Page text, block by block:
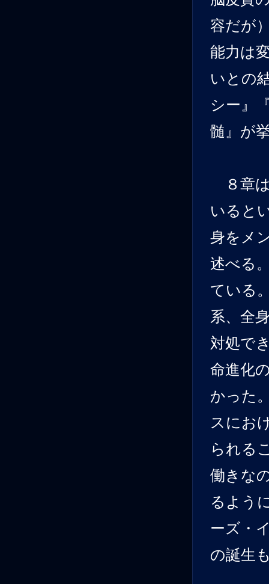
容だが
能力は
いとの
シー』
髄』が
８章は
いると
身をメ
述べる
ている
系、全
対処で
命進化
かった
スにお
られる
働きな
るよう
ーズ・
の誕生